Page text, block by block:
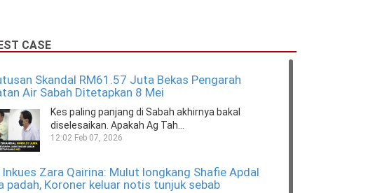
CASE
Skandal RM61.57 Juta Bekas Pengarah
Air Sabah Ditetapkan 8 Mei
Kes paling panjang di Sabah akhirnya bakal
diselesaikan. Apakah Ag Tah...
12:02 Feb 07, 2026
Inkues Zara Qairina: Mulut longkang Shafie Apdal
padah, Koroner keluar notis tunjuk sebab